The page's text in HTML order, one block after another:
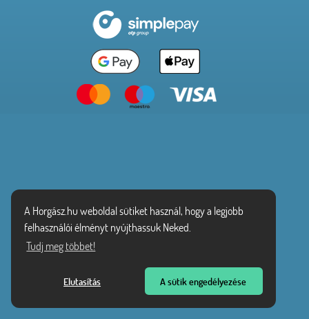
A Horgász.hu weboldal sütiket használ, hogy a legjobb
felhasználói élményt nyújthassuk Neked.
Tudj meg többet!
Elutasítás A sütik engedélyezése